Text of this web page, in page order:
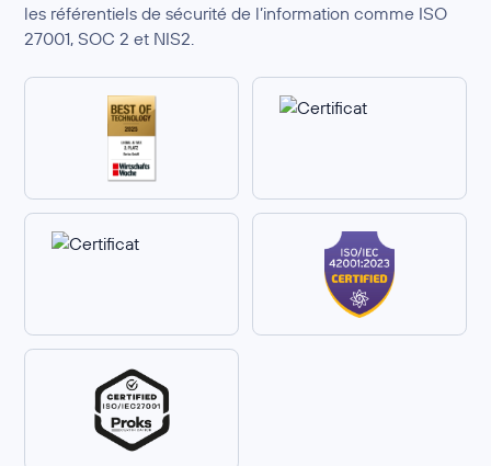
les référentiels de sécurité de l’information comme ISO
27001, SOC 2 et NIS2.